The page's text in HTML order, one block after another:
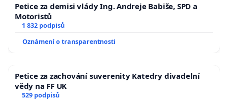
Petice za demisi vlády Ing. Andreje Babiše, SPD a
Motoristů
1 832 podpisů
Oznámení o transparentnosti
Petice za zachování suverenity Katedry divadelní
vědy na FF UK
529 podpisů